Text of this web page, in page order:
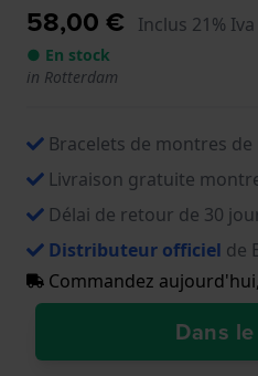
58,00 € Inclus 21% Iva
● En stock
in Rotterdam
Bracelets de montres
Livraison gratuite
Délai de retour de 30
Distributeur officiel de
Commandez
Dans